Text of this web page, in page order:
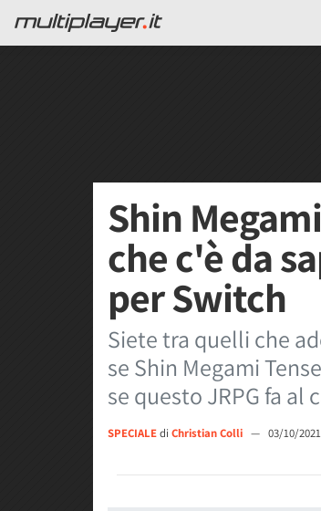
Shin
che c'è da
per Switch
Siete tra quelli che
se Shin Megami
se questo JRPG fa al
SPECIALEdi Christian Colli — 03/10/2021